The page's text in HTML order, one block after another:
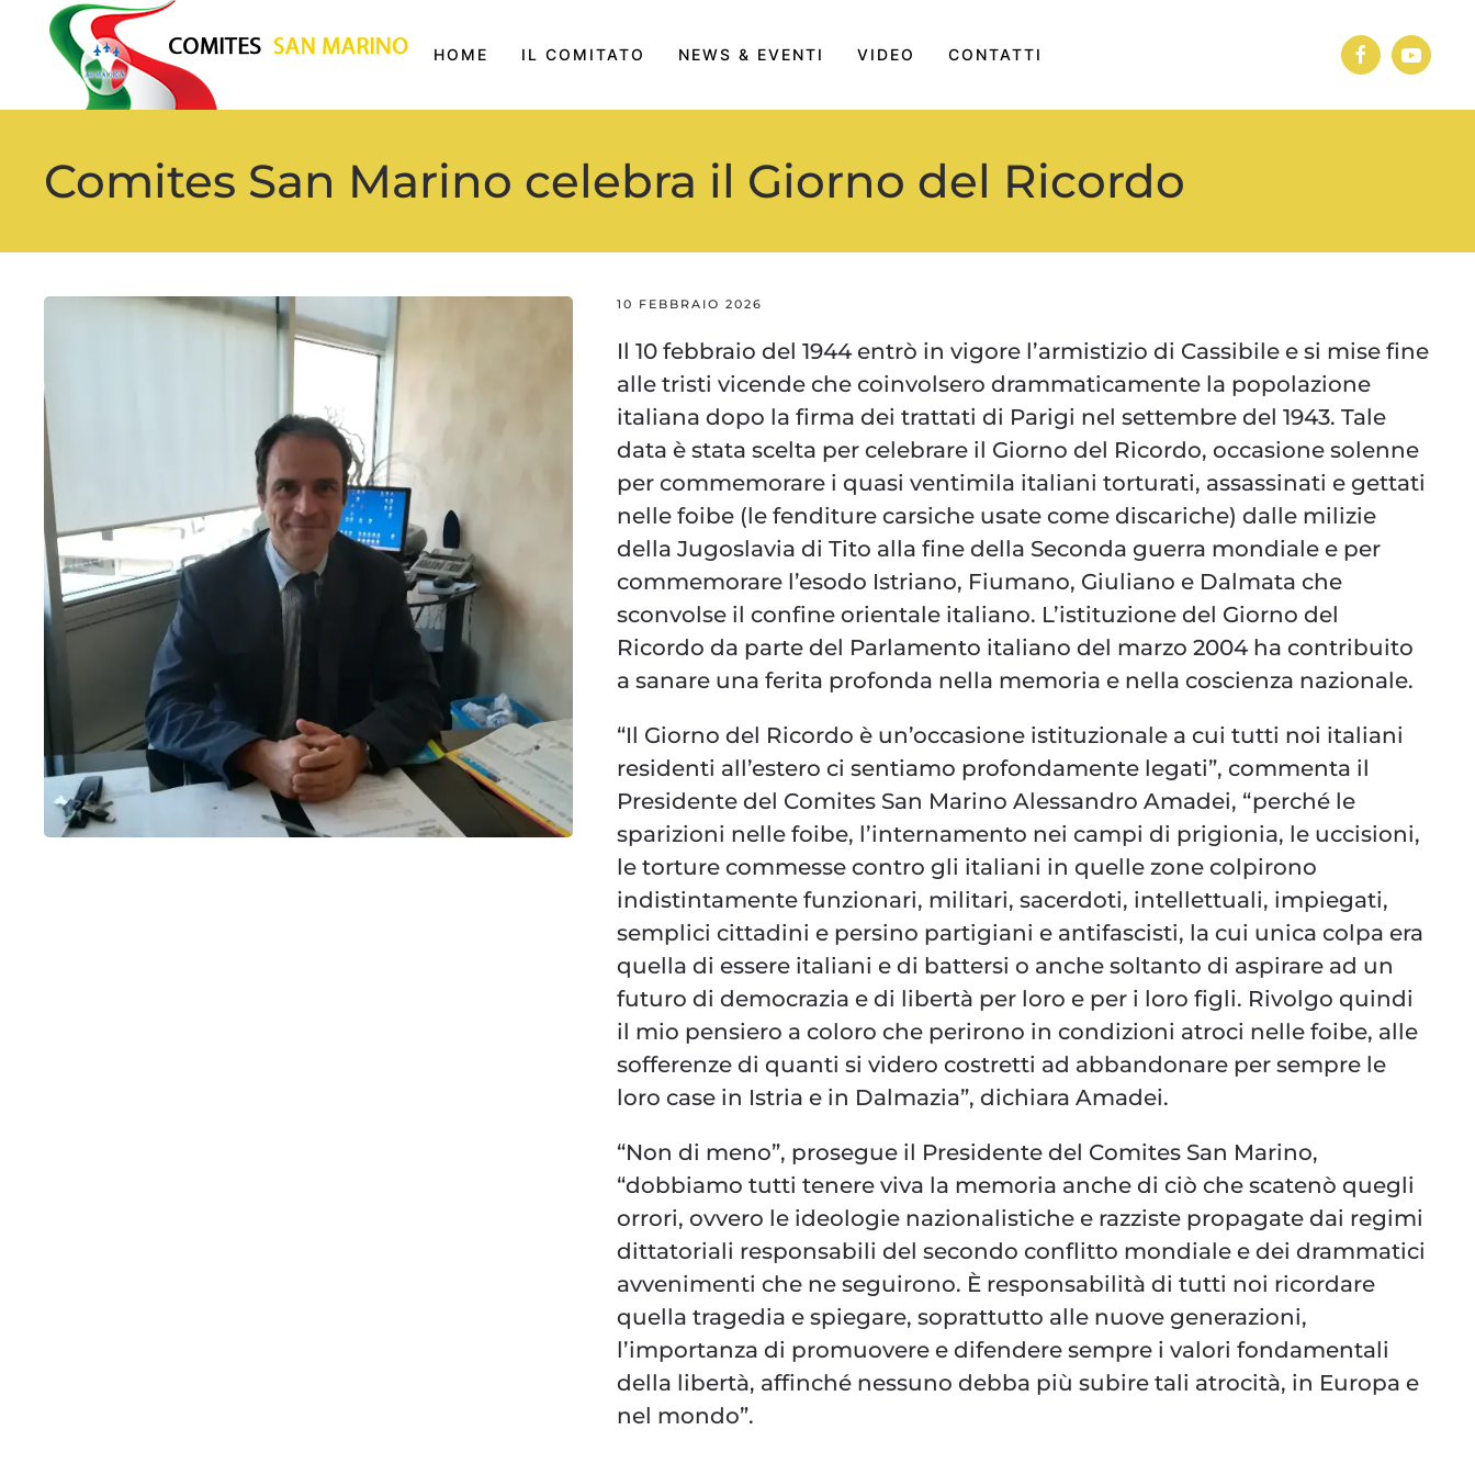
HOME IL COMITATO NEWS & EVENTI VIDEO CONTATTI
Comites San Marino celebra il Giorno del Ricordo
10 FEBBRAIO 2026
Il 10 febbraio del 1944 entrò in vigore l’armistizio di Cassibile e si mise fine
alle tristi vicende che coinvolsero drammaticamente la popolazione
italiana dopo la firma dei trattati di Parigi nel settembre del 1943. Tale
data è stata scelta per celebrare il Giorno del Ricordo, occasione solenne
per commemorare i quasi ventimila italiani torturati, assassinati e gettati
nelle foibe (le fenditure carsiche usate come discariche) dalle milizie
della Jugoslavia di Tito alla fine della Seconda guerra mondiale e per
commemorare l’esodo Istriano, Fiumano, Giuliano e Dalmata che
sconvolse il confine orientale italiano. L’istituzione del Giorno del
Ricordo da parte del Parlamento italiano del marzo 2004 ha contribuito
a sanare una ferita profonda nella memoria e nella coscienza nazionale.
“Il Giorno del Ricordo è un’occasione istituzionale a cui tutti noi italiani
residenti all’estero ci sentiamo profondamente legati”, commenta il
Presidente del Comites San Marino Alessandro Amadei, “perché le
sparizioni nelle foibe, l’internamento nei campi di prigionia, le uccisioni,
le torture commesse contro gli italiani in quelle zone colpirono
indistintamente funzionari, militari, sacerdoti, intellettuali, impiegati,
semplici cittadini e persino partigiani e antifascisti, la cui unica colpa era
quella di essere italiani e di battersi o anche soltanto di aspirare ad un
futuro di democrazia e di libertà per loro e per i loro figli. Rivolgo quindi
il mio pensiero a coloro che perirono in condizioni atroci nelle foibe, alle
sofferenze di quanti si videro costretti ad abbandonare per sempre le
loro case in Istria e in Dalmazia”, dichiara Amadei.
“Non di meno”, prosegue il Presidente del Comites San Marino,
“dobbiamo tutti tenere viva la memoria anche di ciò che scatenò quegli
orrori, ovvero le ideologie nazionalistiche e razziste propagate dai regimi
dittatoriali responsabili del secondo conflitto mondiale e dei drammatici
avvenimenti che ne seguirono. È responsabilità di tutti noi ricordare
quella tragedia e spiegare, soprattutto alle nuove generazioni,
l’importanza di promuovere e difendere sempre i valori fondamentali
della libertà, affinché nessuno debba più subire tali atrocità, in Europa e
nel mondo”.